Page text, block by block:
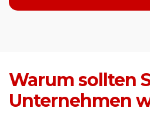
Warum sollten
Unternehmen